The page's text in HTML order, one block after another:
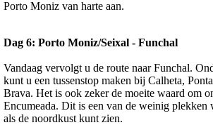
Porto Moniz van harte aan.
Dag 6: Porto Moniz/Seixal - Funchal
Vandaag vervolgt u de route naar Funchal.
kunt u een tussenstop maken bij Calheta,
Brava. Het is ook zeker de moeite waard om
Encumeada. Dit is een van de weinig plekken
als de noordkust kunt zien.